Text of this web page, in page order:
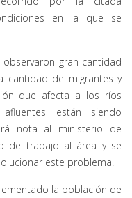
en la que se
gran cantidad
cantidad de migrantes y
que afecta a los ríos
están siendo
nota al ministerio de
de trabajo al área y se
este problema.
la población de